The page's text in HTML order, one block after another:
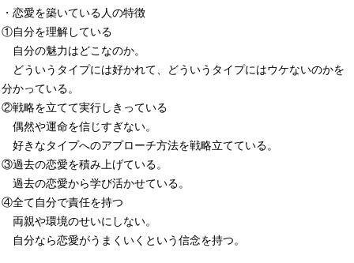
・恋愛を築いている人の特徴
①自分を理解している
自分の魅力はどこなのか。
どういうタイプには好かれて、どういうタイプにはウケないのかを
分かっている。
②戦略を立てて実行しきっている
偶然や運命を信じすぎない。
好きなタイプへのアプローチ方法を戦略立てている。
③過去の恋愛を積み上げている。
過去の恋愛から学び活かせている。
④全て自分で責任を持つ
両親や環境のせいにしない。
自分なら恋愛がうまくいくという信念を持つ。